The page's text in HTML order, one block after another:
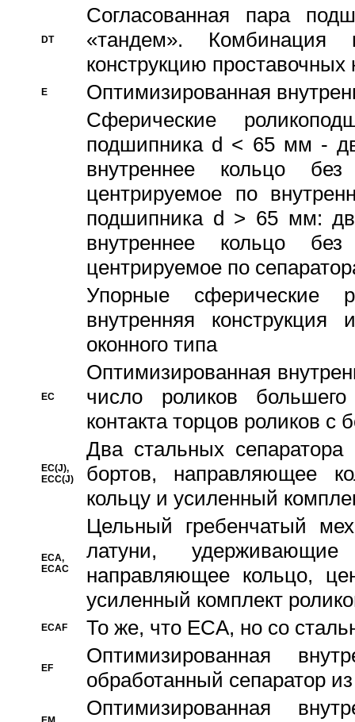
DT
Согласованная пара
«тандем».
конструкцию проставочных
E
Оптимизированная
Сферические
подшипника d < 65 мм -
внутреннее кольцо
центрируемое по
подшипника d > 65 мм:
внутреннее кольцо
центрируемое по
Упорные сферические
внутренняя
оконного типа
EC
Oптимизированная
число роликов
контакта торцов роликов с
EC(J),
ECC(J)
Два стальных сепаратора
бортов, направляющее
кольцу и усиленный
ECA,
ECAC
Цельный гребенчатый
латуни,
направляющее кольцо,
усиленный комплект
ECAF То же, что ECA, но со
EF
Оптимизированная
обработанный сепаратор
Оптимизированная